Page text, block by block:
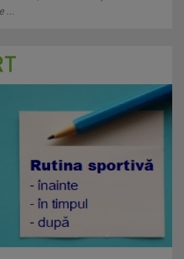
și profesorul ...
jurnalism, a învăţat ...
...